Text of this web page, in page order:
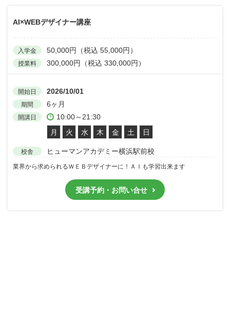
AI×WEBデザイナー講座
入学金 50,000円（税込 55,000円）
授業料 300,000円（税込 330,000円）
開始日 2026/10/01
期間 6ヶ月
開講日
10:00～21:30
月
火 水 木 金 土 日
校舎 ヒューマンアカデミー横浜駅前校
業界から求められるＷＥＢデザイナーに！ＡＩも学習出来ます
受講予約・お問い合せ